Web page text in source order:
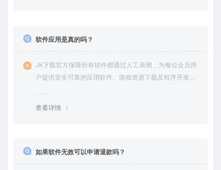
软件应用是真的吗？
JK下载官方保障所有软件都通过人工亲测，为每位会员用
户提供安全可靠的应用软件、游戏资源下载及程序开发服
查看详情
如果软件无效可以申请退款吗？